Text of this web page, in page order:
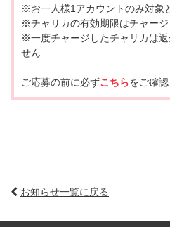
※お一人様1アカウントのみ対象
※チャリカの有効期限はチャー
※一度チャージしたチャリカは
せん
ご応募の前に必ずこちらをご確認
お知らせ一覧に戻る